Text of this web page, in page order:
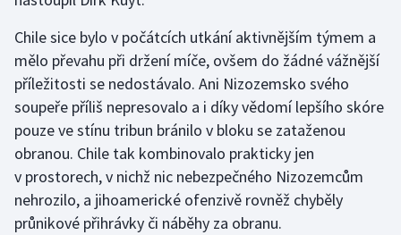
Házená
Jezdectví
Judo
Krasobruslení
Lezení
Lyže a snowboard
Chile sice bylo v počátcích utkání aktivnějším týmem a
mělo převahu při držení míče, ovšem do žádné vážnější
příležitosti se nedostávalo. Ani Nizozemsko svého
soupeře příliš nepresovalo a i díky vědomí lepšího skóre
pouze ve stínu tribun bránilo v bloku se zataženou
obranou. Chile tak kombinovalo prakticky jen
v prostorech, v nichž nic nebezpečného Nizozemcům
nehrozilo, a jihoamerické ofenzivě rovněž chyběly
průnikové přihrávky či náběhy za obranu.